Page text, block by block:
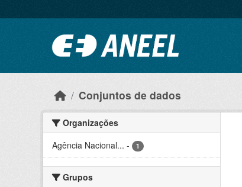
Conjuntos de dados
Organizações
Agência Nacional... - 1
Grupos